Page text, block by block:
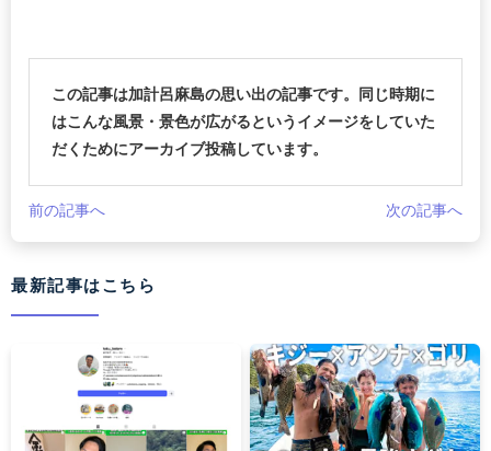
この記事は加計呂麻島の思い出の記事です。同じ時期に
はこんな風景・景色が広がるというイメージをしていた
だくためにアーカイブ投稿しています。
前の記事へ 次の記事へ
最新記事はこちら